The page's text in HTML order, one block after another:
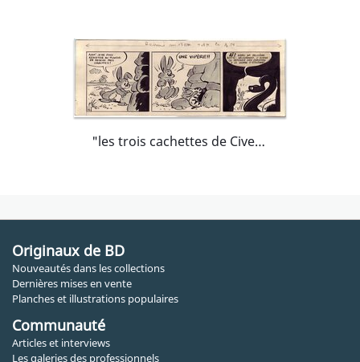
"les trois cachettes de Civet Lapin", strip 16.
Originaux de BD
Nouveautés dans les collections
Dernières mises en vente
Planches et illustrations populaires
Communauté
Articles et interviews
Les galeries des professionnels